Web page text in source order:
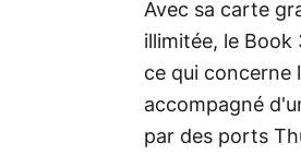
Avec sa carte
illimitée, le Book
ce qui concerne
accompagné
par des ports